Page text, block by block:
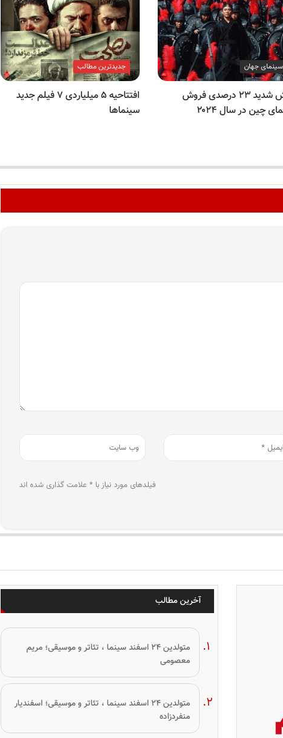
سینمای جهان
ریزش شدید ۲۳ درصدی فروش
چین در سال ۲۰۲۴
جدیدترین مطالب
افتتاحیه ۵ میلیاردی ۷ فیلم جدید
سینماها
فیلدهای مورد نیاز با * علامت گذاری شده اند
آخرین مطالب
متولدین ۲۴ اسفند سینما ، تئاتر و موسیقی؛ مریم
معصومی
متولدین ۲۴ اسفند سینما ، تئاتر و موسیقی؛ اسفندیار
منفردزاده